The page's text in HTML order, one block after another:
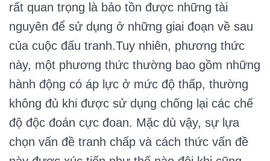
rất quan trọng là bảo tồn được những tài
nguyên để sử dụng ở những giai đoạn về sau
của cuộc đấu tranh.Tuy nhiên, phương thức
này, một phương thức thường bao gồm những
hành động có áp lực ở mức độ thấp, thường
không đủ khi được sử dụng chống lại các chế
độ độc đoán cực đoan. Mặc dù vậy, sự lựa
chọn vấn đề tranh chấp và cách thức vấn đề